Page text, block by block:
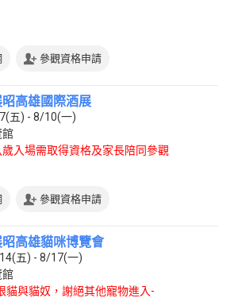
參觀資格申請
高雄國際酒展
五) - 8/10(一)
館
入場需取得資格及家長陪同參觀
參觀資格申請
高雄貓咪博覽會
五) - 8/17(一)
館
貓與貓奴，謝絕其他寵物進入-